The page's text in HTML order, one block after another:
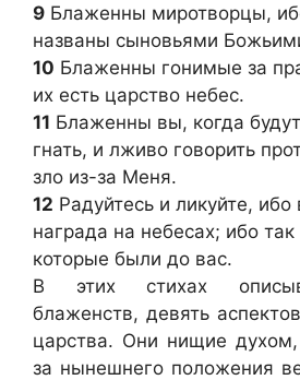
9 Блаженны миротворцы,
названы сыновьями
10 Блаженны гонимые за
их есть царство небес.
11 Блаженны вы, когда
гнать, и лживо говорить
зло из-за Меня.
12 Радуйтесь и ликуйте,
награда на небесах; ибо
которые были до вас.
В этих стихах
блаженств, девять
царства. Они нищие
за нынешнего положения